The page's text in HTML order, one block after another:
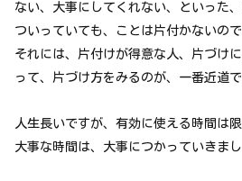
ない、大事にしてくれない、といった
ついっていても、ことは片付かないので
それには、片付けが得意な人、片づけ
って、片づけ方をみるのが、一番近道で
人生長いですが、有効に使える時間は限
大事な時間は、大事につかっていきまし